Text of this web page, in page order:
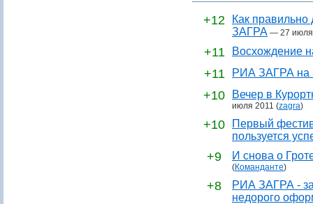
+12
Как
ЗАГРА — 27
+11 Восхождение
+11 РИА ЗАГРА на
+10 Вечер в
июля 2011 (zagra)
+10
Первый
пользуется
+9 И снова о
(Команданте)
+8
РИА ЗАГРА -
недорого